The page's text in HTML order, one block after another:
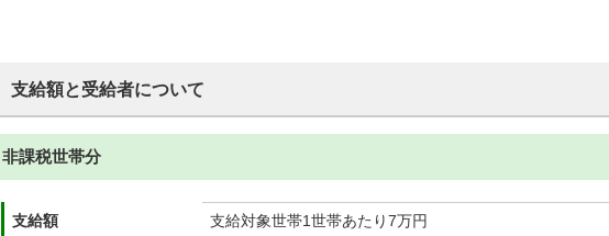
支給額と受給者について
非課税世帯分
支給額 支給対象世帯1世帯あたり7万円